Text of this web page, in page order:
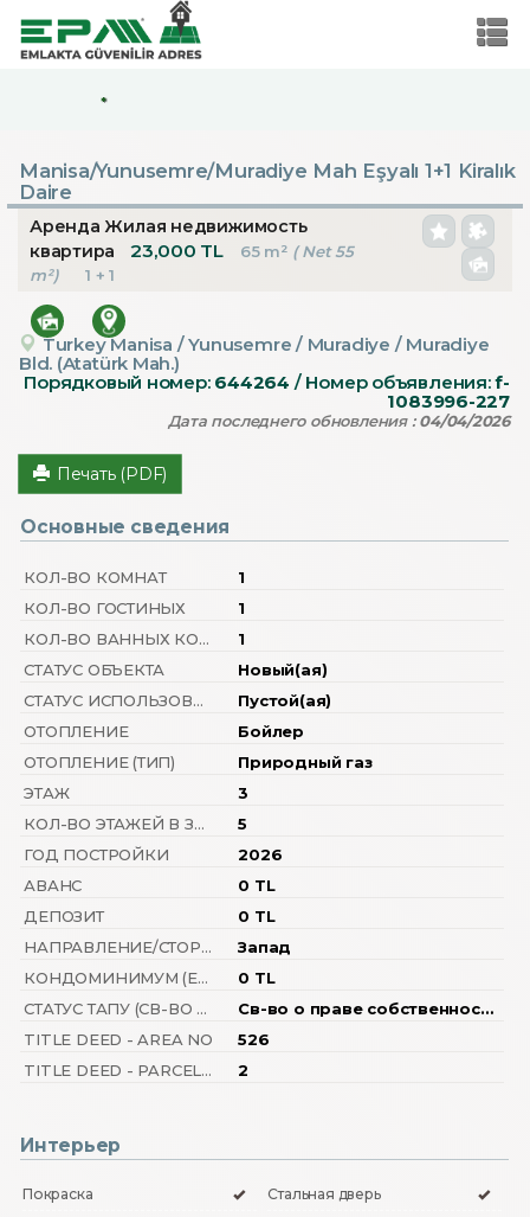
*
Manisa/Yunusemre/Muradiye Mah Eşyalı 1+1 Kiralık
Daire
Аренда Жилая недвижимость
квартира
23,000 TL 65 m² ( Net 55
m²)
1 + 1
Turkey Manisa / Yunusemre / Muradiye / Muradiye
Bld. (Atatürk Mah.)
Порядковый номер: 644264 / Номер объявления:f-
1083996-227
Дата последнего обновления :04/04/2026
Печать (PDF)
Основные сведения
КОЛ-ВО КОМНАТ
1
КОЛ-ВО ГОСТИНЫХ
1
КОЛ-ВО ВАННЫХ КОМНАТ
1
СТАТУС ОБЪЕКТА
Новый(ая)
СТАТУС ИСПОЛЬЗОВАНИЯ
Пустой(ая)
ОТОПЛЕНИЕ
Бойлер
ОТОПЛЕНИЕ (ТИП)
Природный газ
ЭТАЖ
3
КОЛ-ВО ЭТАЖЕЙ В ЗДАНИИ
5
ГОД ПОСТРОЙКИ
2026
АВАНС
0 TL
ДЕПОЗИТ
0 TL
НАПРАВЛЕНИЕ/СТОРОНА
Запад
КОНДОМИНИМУМ (ЕЖЕМЕСЯЧН.ПЛАТЕЖИ ЗА ОБСЛУЖИВАНИЕ)
0 TL
СТАТУС ТАПУ (СВ-ВО О ПРАВЕ СОБСТВЕННОСТИ)
Св-во о праве собственности с кондоминимумом
TITLE DEED - AREA NO
526
TITLE DEED - PARCEL NO
2
Интерьер
Покраска
Стальная дверь